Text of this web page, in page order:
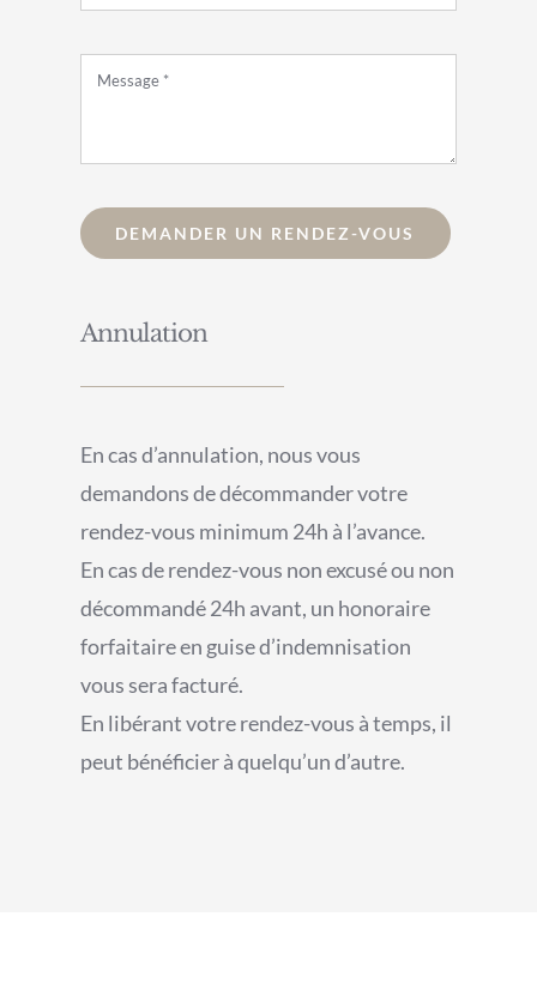
DEMANDER UN RENDEZ-VOUS
Annulation
En cas d’annulation, nous vous
demandons de décommander votre
rendez-vous minimum 24h à l’avance.
En cas de rendez-vous non excusé ou non
décommandé 24h avant, un honoraire
forfaitaire en guise d’indemnisation
vous sera facturé.
En libérant votre rendez-vous à temps, il
peut bénéficier à quelqu’un d’autre.